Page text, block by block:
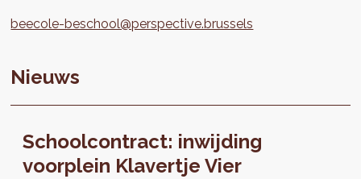
beecole-beschool@perspective.brussels
Nieuws
Schoolcontract: inwijding
voorplein Klavertje Vier